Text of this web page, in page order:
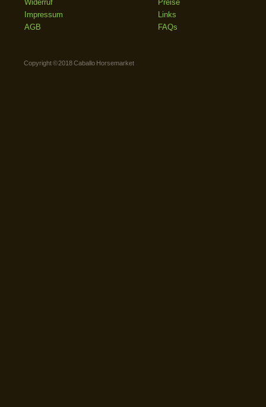
Widerruf
Impressum
AGB
Preise
Links
FAQs
Copyright © 2018 Caballo Horsemarket